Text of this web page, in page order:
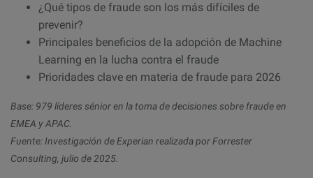
¿Qué tipos de fraude son los más difíciles de
prevenir?
Principales beneficios de la adopción de Machine
Learning en la lucha contra el fraude
Prioridades clave en materia de fraude para 2026
Base: 979 líderes sénior en la toma de decisiones sobre fraude en
EMEA y APAC.
Fuente: Investigación de Experian realizada por Forrester
Consulting, julio de 2025.